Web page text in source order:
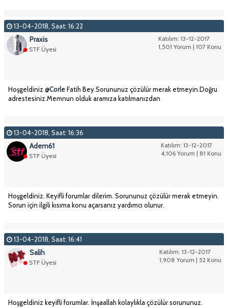
13-04-2018, Saat: 16:22
Katılım: 13-12-2017
1,501 Yorum | 107 Konu
Praxis
STF Üyesi
Hoşgeldiniz @CorleFatih Bey.Sorununuz çözülür merak etmeyin.Doğru
adrestesiniz.Memnun olduk aramıza katılmanızdan
13-04-2018, Saat: 16:36
Katılım: 13-12-2017
4,106 Yorum | 81 Konu
Adem61
STF Üyesi
Hoşgeldiniz. Keyifli forumlar dilerim. Sorununuz çözülür merak etmeyin.
Sorun için ilgili kısıma konu açarsanız yardımcı olunur.
13-04-2018, Saat: 16:41
Katılım: 13-12-2017
1,908 Yorum | 52 Konu
Salih
STF Üyesi
Hoşgeldiniz keyifli forumlar. İnşaallah kolaylıkla çözülür sorununuz.